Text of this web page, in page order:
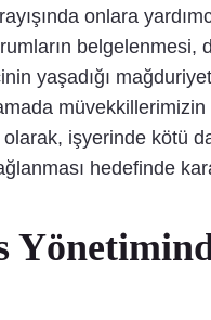
onlara
belgelenmesi,
yaşadığı
işyerinde kötü
hedefinde